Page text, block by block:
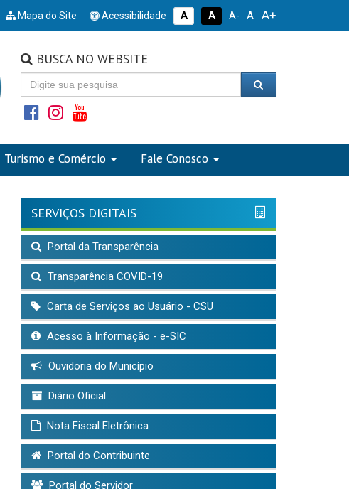
Mapa do Site Acessibilidade A A A- A A+
BUSCA NO WEBSITE
Turismo e Comércio Fale Conosco
SERVIÇOS DIGITAIS
Portal da Transparência
Transparência COVID-19
Carta de Serviços ao Usuário - CSU
Acesso à Informação - e-SIC
Ouvidoria do Município
Diário Oficial
Nota Fiscal Eletrônica
Portal do Contribuinte
Portal do Servidor